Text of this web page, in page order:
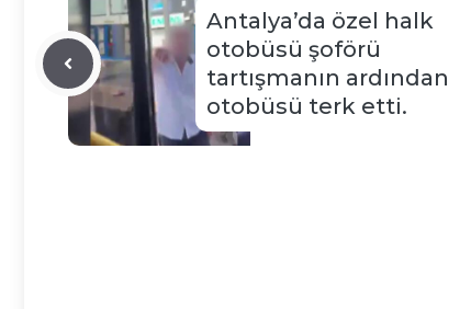
Antalya’da özel halk
otobüsü şoförü
tartışmanın ardından
otobüsü terk etti.